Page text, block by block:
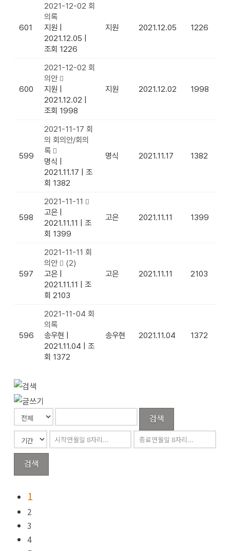
601
2021-12-02 회
의록
지원
2021.12.05
조회 1226
지원 2021.12.05 1226
600
2021-12-02 회
의안
지원
2021.12.02
조회 1998
지원 2021.12.02 1998
599
2021-11-17 회
의 회의안/회의
록
명식
2021.11.17
조
회 1382
명식 2021.11.17 1382
598
2021-11-11
고은
2021.11.11
조
회 1399
고은 2021.11.11 1399
597
2021-11-11 회
의안
(2)
고은
2021.11.11
조
회 2103
고은 2021.11.11 2103
596
2021-11-04 회
의록
송우현
2021.11.04
조
회 1372
송우현 2021.11.04 1372
검색
검색
1
2
3
4